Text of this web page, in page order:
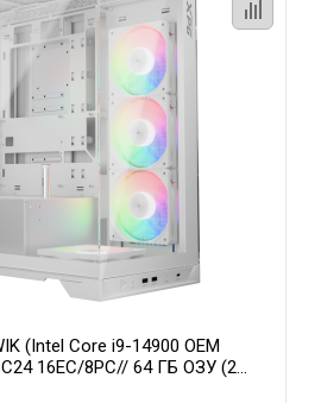
(Intel Core i9-14900 OEM
16EC/8PC// 64 ГБ ОЗУ (2
XTREME WATERFORCE